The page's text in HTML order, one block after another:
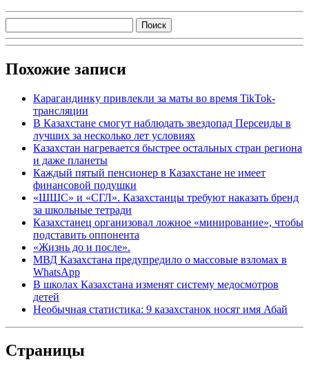
Похожие записи
Карагандинку привлекли за маты во время TikTok-
трансляции
В Казахстане смогут наблюдать звездопад Персеиды в
лучших за несколько лет условиях
Казахстан нагревается быстрее остальных стран региона
и даже планеты
Каждый пятый пенсионер в Казахстане не имеет
финансовой подушки
«ШШС» и «СГЛ». Казахстанцы требуют наказать бренд
за школьные тетради
Казахстанец организовал ложное «минирование», чтобы
подставить оппонента
«Жизнь до и после».
МВД Казахстана предупредило о массовые взломах в
WhatsApp
В школах Казахстана изменят систему медосмотров
детей
Необычная статистика: 9 казахстанок носят имя Абай
Страницы